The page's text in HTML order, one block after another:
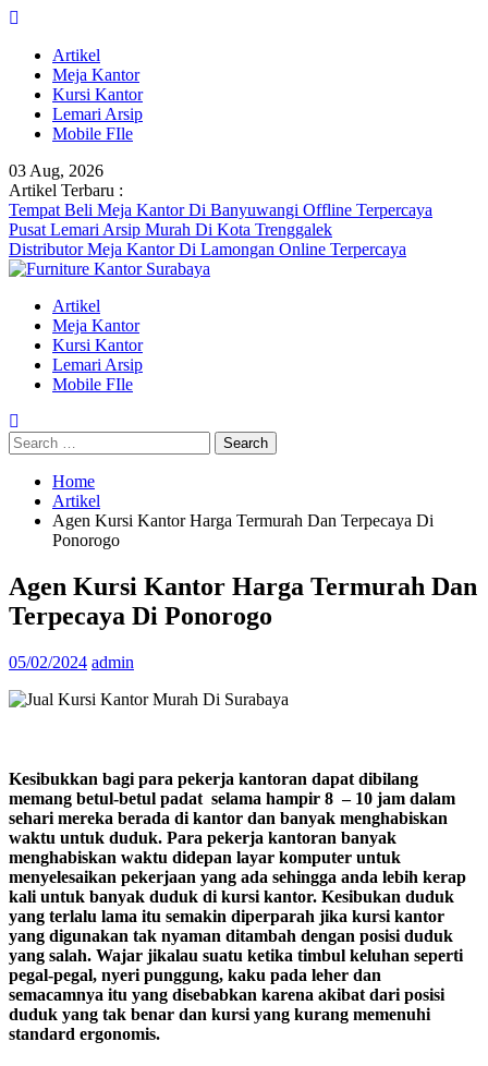
Skip
contentArtikel
Meja Kantor
Kursi Kantor
Lemari Arsip
Mobile FIle
03 Aug, 2026
Artikel Terbaru :
Tempat Beli Meja Kantor Di Banyuwangi Offline Terpercaya
Pusat Lemari Arsip Murah Di Kota Trenggalek
Distributor Meja Kantor Di Lamongan Online Terpercaya
Artikel
Meja Kantor
Kursi Kantor
Lemari Arsip
Mobile FIle
Search
for:
Home
Artikel
Agen Kursi Kantor Harga Termurah Dan Terpecaya Di
Ponorogo
Agen Kursi Kantor Harga Termurah Dan
Terpecaya Di Ponorogo
05/02/2024 admin
Kesibukkan bagi para pekerja kantoran dapat dibilang
memang betul-betul padat selama hampir 8 – 10 jam dalam
sehari mereka berada di kantor dan banyak menghabiskan
waktu untuk duduk. Para pekerja kantoran banyak
menghabiskan waktu didepan layar komputer untuk
menyelesaikan pekerjaan yang ada sehingga anda lebih kerap
kali untuk banyak duduk di kursi kantor. Kesibukan duduk
yang terlalu lama itu semakin diperparah jika kursi kantor
yang digunakan tak nyaman ditambah dengan posisi duduk
yang salah. Wajar jikalau suatu ketika timbul keluhan seperti
pegal-pegal, nyeri punggung, kaku pada leher dan
semacamnya itu yang disebabkan karena akibat dari posisi
duduk yang tak benar dan kursi yang kurang memenuhi
standard ergonomis.